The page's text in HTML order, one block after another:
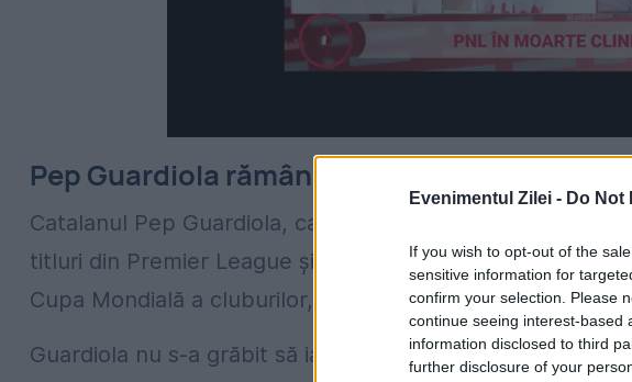
Evenimentul Zilei - Do Not
If you wish to opt-out of the
sensitive information for
confirm your selection. Please
continue seeing interest-based
information disclosed to third
further disclosure of your
Pep Guardiola rămâne la Manchester City
Catalanul Pep Guardiola, care a dominat fotbalul englez
titluri din Premier League și a câștigat, de asemenea,
Cupa Mondială a cluburilor, va rămâne la Manchester
Guardiola nu s-a grăbit să ia o decizie, dar după ce a s-